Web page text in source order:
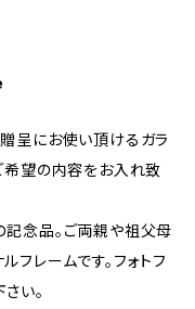
呈にお使い頂けるガラ
希望の内容をお入れ致
念品。ご両親や祖父母
レームです。フォトフ
い。